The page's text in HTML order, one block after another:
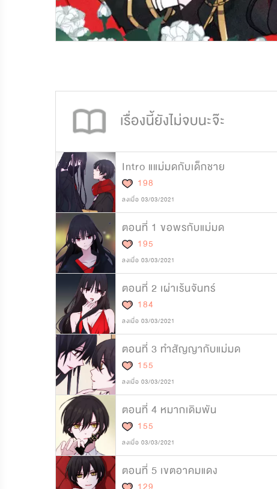
เรื่องนี้ยังไม่จบนะจ๊ะ
Intro แแม่มดกับเด็กชาย
198
ลงเมื่อ 03/03/2021
ตอนที่ 1 ขอพรกับแม่มด
195
ลงเมื่อ 03/03/2021
ตอนที่ 2 เผ่าเร้นจันทร์
184
ลงเมื่อ 03/03/2021
ตอนที่ 3 ทำสัญญากับแม่มด
155
ลงเมื่อ 03/03/2021
ตอนที่ 4 หมากเดิมพัน
155
ลงเมื่อ 03/03/2021
ตอนที่ 5 เขตอาคมแดง